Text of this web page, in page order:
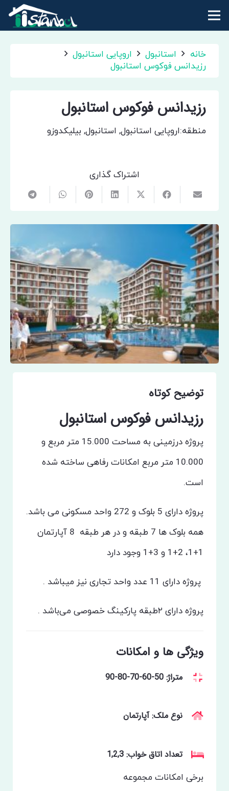
خانه استانبول
اروپایی استانبول
رزیدانس فوکوس استانبول
رزیدانس فوکوس استانبول
منطقه:اروپایی استانبول, استانبول, بیلیکدوزو
اشتراک گذاری
توضیح کوتاه
رزیدانس فوکوس استانبول
پروژه درزمینی به مساحت 15.000 متر مربع و
10.000 متر مربع امکانات رفاهی ساخته شده
است.
پروژه دارای 5 بلوک و 272 واحد مسکونی می باشد.
همه بلوک ها 7 طبقه و در هر طبقه
8 آپارتمان
1+1، 2+1 و 3+1 وجود دارد
پروژه دارای 11 عدد واحد تجاری نیز میباشد .
پروژه دارای ۲طبقه پارکینگ خصوصی می‌باشد .
ویژگی ها و امکانات
متراژ: 50-60-70-80-90
نوع ملک: آپارتمان
تعداد اتاق خواب: 1,2,3
برخی امکانات مجموعه